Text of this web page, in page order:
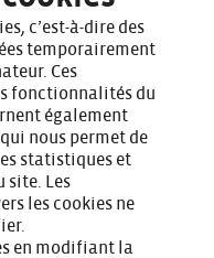
c’est-à-dire des
temporairement
Ces
fonctionnalités du
également
nous permet de
statistiques et
site. Les
les cookies ne
en modifiant la